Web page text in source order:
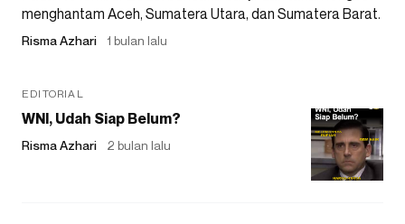
menghantam Aceh, Sumatera Utara, dan Sumatera Barat.
Risma Azhari 1 bulan lalu
EDITORIAL
WNI, Udah Siap Belum?
Risma Azhari 2 bulan lalu